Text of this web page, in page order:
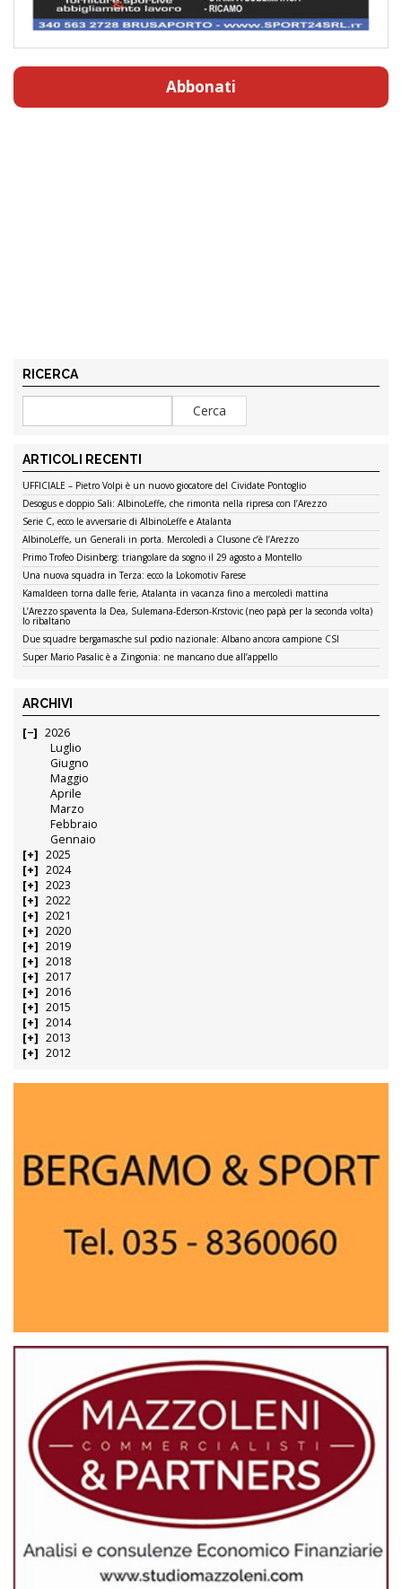
Abbonati
RICERCA
ARTICOLI RECENTI
UFFICIALE – Pietro Volpi è un nuovo giocatore del Cividate Pontoglio
Desogus e doppio Sali: AlbinoLeffe, che rimonta nella ripresa con l’Arezzo
Serie C, ecco le avversarie di AlbinoLeffe e Atalanta
AlbinoLeffe, un Generali in porta. Mercoledì a Clusone c’è l’Arezzo
Primo Trofeo Disinberg: triangolare da sogno il 29 agosto a Montello
Una nuova squadra in Terza: ecco la Lokomotiv Farese
Kamaldeen torna dalle ferie, Atalanta in vacanza fino a mercoledì mattina
L’Arezzo spaventa la Dea, Sulemana-Ederson-Krstovic (neo papà per la seconda volta)
lo ribaltano
Due squadre bergamasche sul podio nazionale: Albano ancora campione CSI
Super Mario Pasalic è a Zingonia: ne mancano due all’appello
ARCHIVI
2026
Luglio
Giugno
Maggio
Aprile
Marzo
Febbraio
Gennaio
2025
2024
2023
2022
2021
2020
2019
2018
2017
2016
2015
2014
2013
2012